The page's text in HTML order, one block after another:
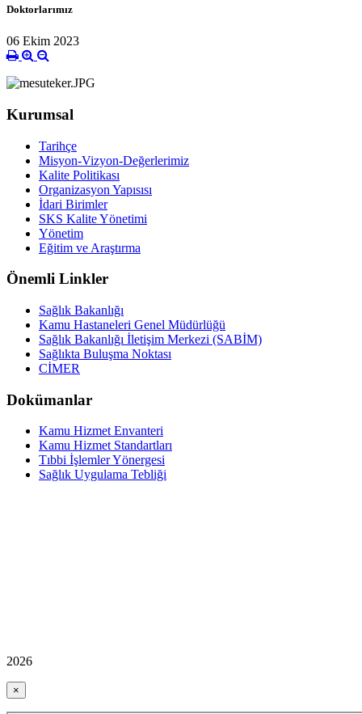
Doktorlarımız
06 Ekim 2023
Kurumsal
Tarihçe
Misyon-Vizyon-Değerlerimiz
Kalite Politikası
Organizasyon Yapısısı
İdari Birimler
SKS Kalite Yönetimi
Yönetim
Eğitim ve Araştırma
Önemli Linkler
Sağlık Bakanlığı
Kamu Hastaneleri Genel Müdürlüğü
Sağlık Bakanlığı İletişim Merkezi (SABİM)
Sağlıkta Buluşma Noktası
CİMER
Dokümanlar
Kamu Hizmet Envanteri
Kamu Hizmet Standartları
Tıbbi İşlemler Yönergesi
Sağlık Uygulama Tebliği
2026
×